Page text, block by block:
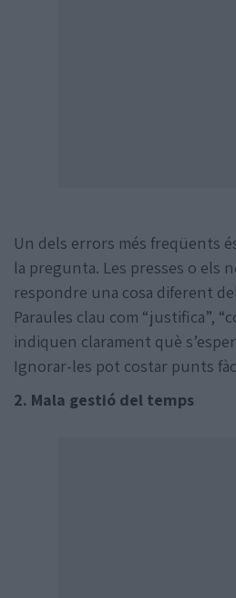
Un dels errors més freqüents
la pregunta. Les presses o els
respondre una cosa diferent
Paraules clau com “justifica”,
indiquen clarament què
Ignorar-les pot costar punts
2. Mala gestió del temps